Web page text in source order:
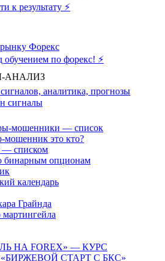
к результату ⚡️
Форекс
по форекс! ⚡
АНАЛИЗ
аналитика, прогнозы
сигналы
мошенники — список
мошенник это кто?
— списком
бинарным опционам
календарь
Грайнда
мартингейла
НА FOREX» — КУРС
СТАРТ С БКС»